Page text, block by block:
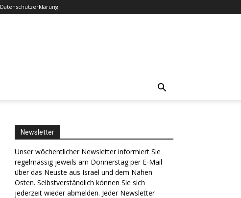
Datenschutzerklärung
Newsletter
Unser wöchentlicher Newsletter informiert Sie
regelmässig jeweils am Donnerstag per E-Mail
über das Neuste aus Israel und dem Nahen
Osten. Selbstverständlich können Sie sich
jederzeit wieder abmelden. Jeder Newsletter